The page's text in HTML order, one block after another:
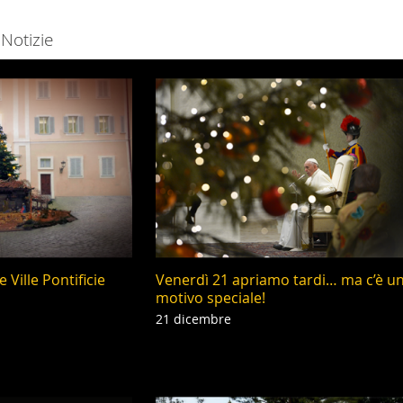
Ville Pontificie
Venerdì 21 apriamo tardi… ma c’è un
motivo speciale!
21 dicembre
Notizie